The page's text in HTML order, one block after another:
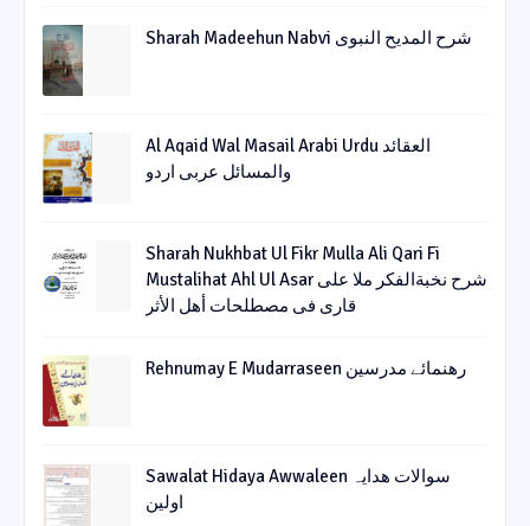
Sharah Madeehun Nabvi شرح المدیح النبوی
Al Aqaid Wal Masail Arabi Urdu العقائد
والمسائل عربی اردو
Sharah Nukhbat Ul Fikr Mulla Ali Qari Fi
Mustalihat Ahl Ul Asar شرح نخبةالفکر ملا علی
قاری فی مصطلحات أھل الأثر
Rehnumay E Mudarraseen رهنمائے مدرسین
Sawalat Hidaya Awwaleen سوالات ھدایہ
اولین